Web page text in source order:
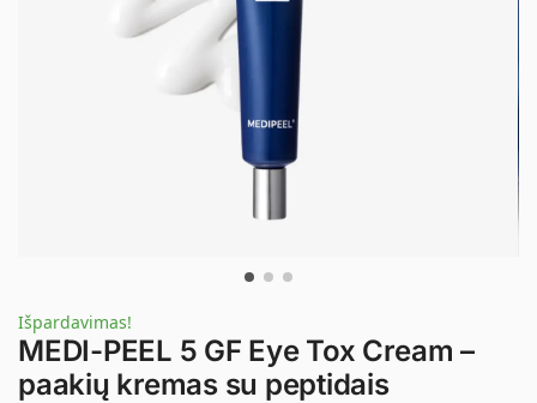
Išpardavimas!
MEDI-PEEL 5 GF Eye Tox Cream –
paakių kremas su peptidais